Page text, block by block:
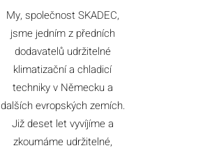
My, společnost SKADEC,
jsme jedním z předních
dodavatelů udržitelné
klimatizační a chladicí
techniky v Německu a
dalších evropských zemích.
Již deset let vyvíjíme a
zkoumáme udržitelné,